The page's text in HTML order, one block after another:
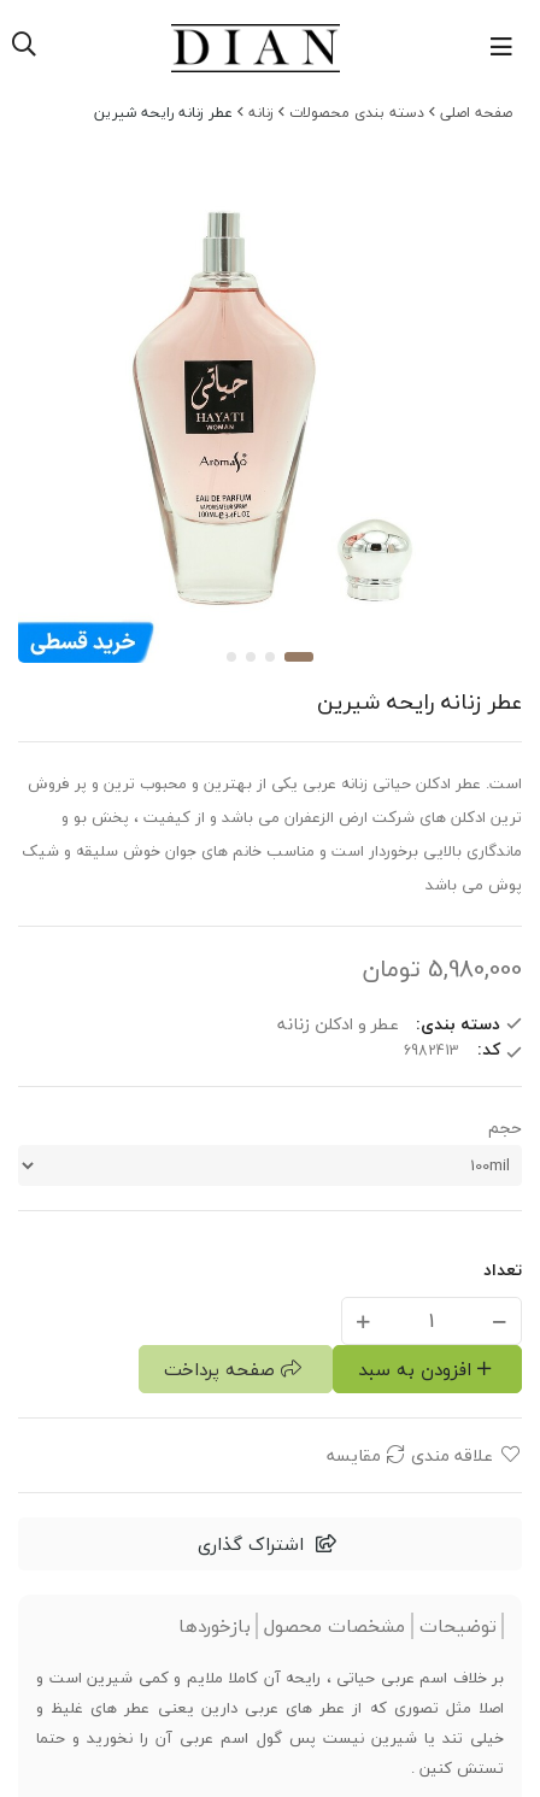
صفحه اصلی دسته بندی محصولات زنانه عطر زنانه رایحه شیرین
عطر زنانه رایحه شیرین
است. عطر ادکلن حیاتی زنانه عربی یکی از بهترین و محبوب ترین و پر فروش
ترین ادکلن های شرکت ارض الزعفران می باشد و از کیفیت ، پخش بو و
ماندگاری بالایی برخوردار است و مناسب خانم های جوان خوش سلیقه و شیک
پوش می باشد
5,980,000 تومان
دسته بندی:
عطر و ادکلن زنانه
کد:
حجم
تعداد
افزودن به سبد صفحه پرداخت
علاقه مندی مقایسه
اشتراک گذاری
توضیحات مشخصات محصول بازخوردها
بر خلاف اسم عربی حیاتی ، رایحه آن کاملا ملایم و کمی شیرین است و
اصلا مثل تصوری که از عطر های عربی دارین یعنی عطر های غلیظ و
خیلی تند یا شیرین نیست پس گول اسم عربی آن را نخورید و حتما
تستش کنین .